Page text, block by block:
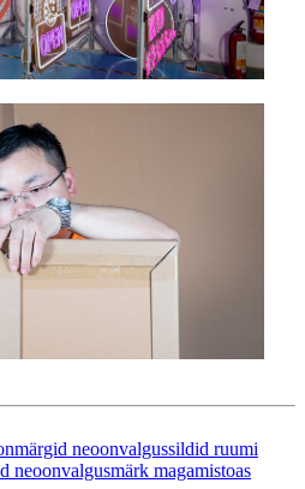
neoonvalgussildid ruumi
neoonvalgusmärk magamistoas